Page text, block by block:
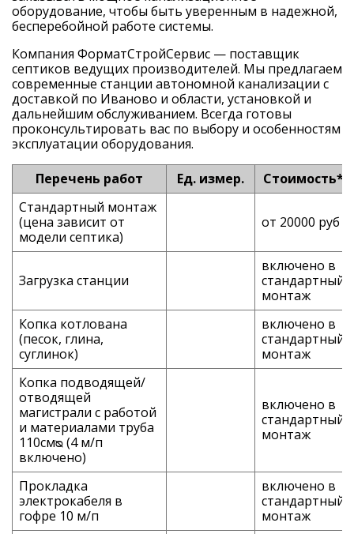
оборудование, чтобы быть уверенным в надежной,
бесперебойной работе системы.
Компания ФорматСтройСервис — поставщик
септиков ведущих производителей. Мы предлагаем
современные станции автономной канализации с
доставкой по Иваново и области, установкой и
дальнейшим обслуживанием. Всегда готовы
проконсультировать вас по выбору и особенностям
эксплуатации оборудования.
Перечень работ
Ед. измер.
Стоимость*
Стандартный монтаж
(цена зависит от
модели септика)
от 20000 руб
Загрузка станции
включено в
стандартный
монтаж
Копка котлована
(песок, глина,
суглинок)
включено в
стандартный
монтаж
Копка подводящей/
отводящей
магистрали с работой
и материалами труба
110смᴓ (4 м/п
включено)
включено в
стандартный
монтаж
Прокладка
электрокабеля в
гофре 10 м/п
включено в
стандартный
монтаж